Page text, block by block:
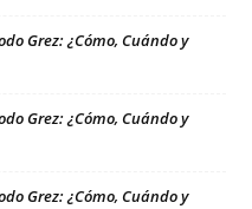
Grez: ¿Cómo, Cuándo y
Grez: ¿Cómo, Cuándo y
Grez: ¿Cómo, Cuándo y